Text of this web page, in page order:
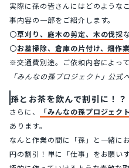
実際に孫の皆さんにはどのような
事内容の一部をご紹介します。
〇草刈り、庭木の剪定、木の伐採
〇お墓掃除、倉庫の片付け、畑作
※交通費別途。ご依頼内容によっ
「みんなの孫プロジェクト」公式
孫とお茶を飲んで割引に！？
さらに、 「みんなの孫プロジェクト
あります。
なんと作業の間に「孫」と一緒に
円の割引！単に「仕事」をお願い